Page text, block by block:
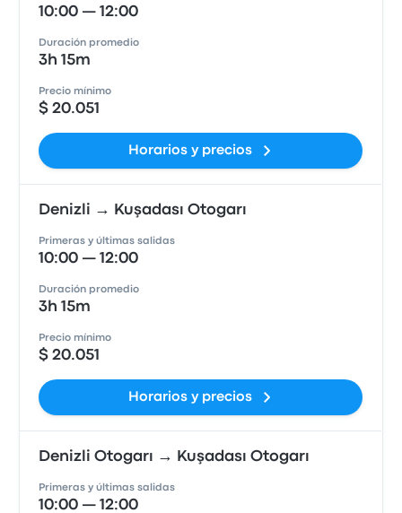
10:00 — 12:00
Duración promedio
3h 15m
Precio mínimo
$ 20.051
Horarios y precios
Denizli → Kuşadası Otogarı
Primeras y últimas salidas
10:00 — 12:00
Duración promedio
3h 15m
Precio mínimo
$ 20.051
Horarios y precios
Denizli Otogarı → Kuşadası Otogarı
Primeras y últimas salidas
10:00 — 12:00